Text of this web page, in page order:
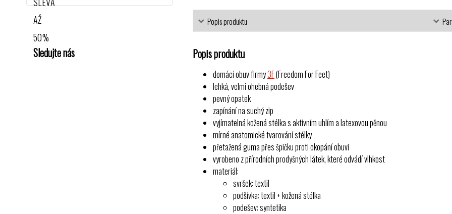
Sledujte nás
Popis produktu
Popis produktu
domácí obuv firmy3F(Freedom For Feet)
lehká, velmi ohebná podešev
pevný opatek
zapínání na suchý zip
vyjímatelná kožená stélka s aktivním uhlím a latexovou pěnou
mírné anatomické tvarování stélky
přetažená guma přes špičku proti okopání obuvi
vyrobeno z přírodních prodyšných látek, které odvádí vlhkost
materiál:
svršek: textil
podšívka: textil + kožená stélka
podešev: syntetika